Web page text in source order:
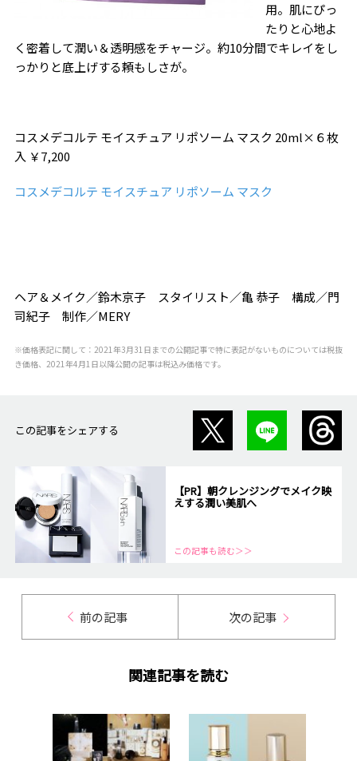
用。肌にぴっ
たりと心地よ
く密着して潤い＆透明感をチャージ。約10分間でキレイをし
っかりと底上げする頼もしさが。
コスメデコルテ モイスチュア リポソーム マスク 20ml×６枚
入 ￥7,200
コスメデコルテ モイスチュア リポソーム マスク
ヘア＆メイク／鈴木京子 スタイリスト／亀 恭子 構成／門
司紀子 制作／MERY
※価格表記に関して：2021年3月31日までの公開記事で特に表記がないものについては税抜
き価格、2021年4月1日以降公開の記事は税込み価格です。
この記事をシェアする
【PR】朝クレンジングでメイク映
えする潤い美肌へ
この記事も読む＞＞
前の記事 次の記事
関連記事を読む